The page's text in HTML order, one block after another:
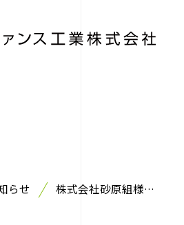
らせ
株式会社砂原組様の